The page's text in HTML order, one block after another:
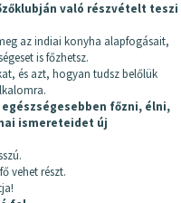
való részvételt teszi
az indiai konyha alapfogásait,
is főzhetsz.
és azt, hogyan tudsz belőlük
főzni, élni,
ismereteidet új
vehet részt.